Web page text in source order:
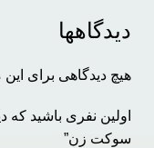
دیدگاهها
هیچ دیدگاهی برای
اولین نفری باشید که
سوکت زن”